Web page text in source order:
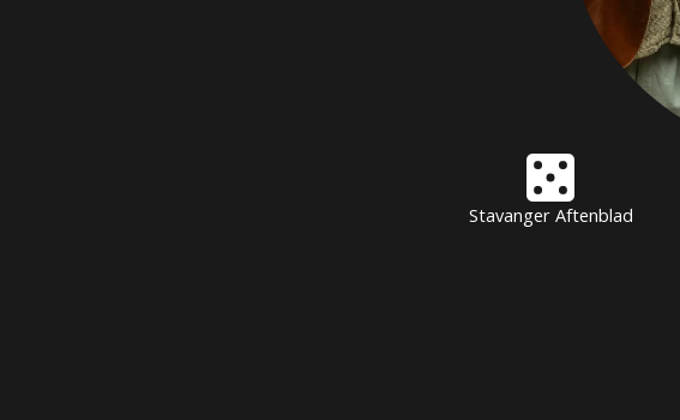
Stavanger Aftenblad